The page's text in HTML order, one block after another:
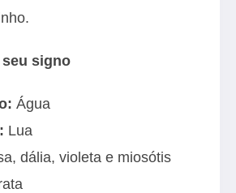
signo
Água
Lua
dália, violeta e miosótis